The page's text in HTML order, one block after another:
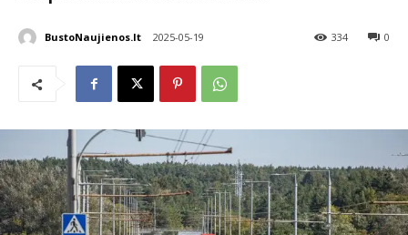
BustoNaujienos.lt 2025-05-19 0
334